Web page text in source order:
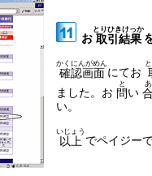
お 取引結果
とりひきけっか
確認画面
かくにんがめん
にてお
ました。お 問
と
い
あ
い。
以上
いじょう
でペイジー